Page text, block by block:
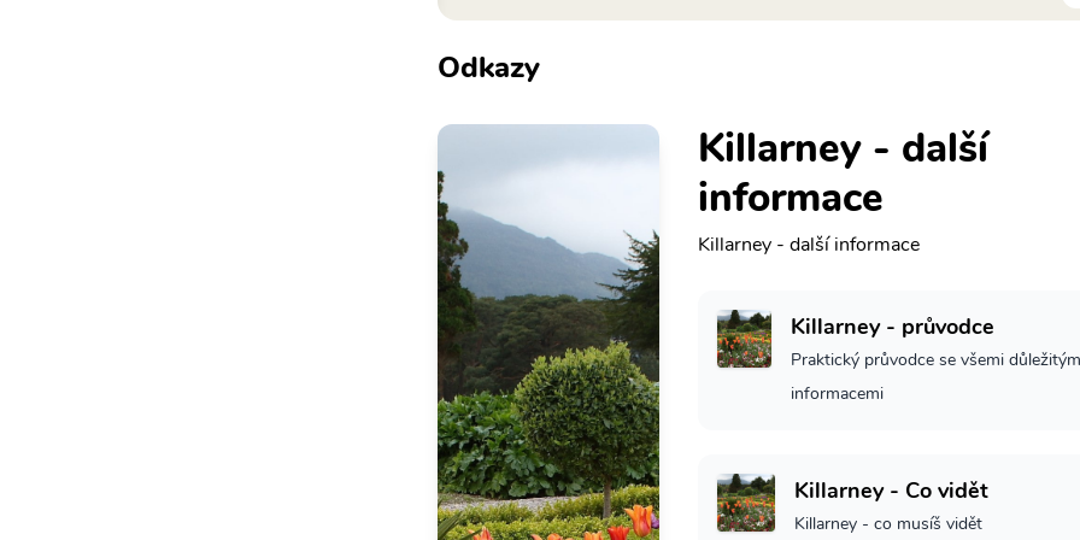
Odkazy
Killarney - další
informace
Killarney - další informace
Killarney - průvodce
Praktický průvodce se všemi
informacemi
Killarney - Co vidět
Killarney - co musíš vidět